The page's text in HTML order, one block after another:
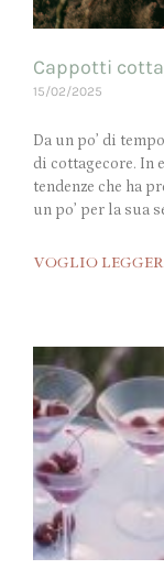
Cappotti
15/02/2025
Da un po’ di
di cottagecore. In
tendenze che ha
un po’ per la sua
VOGLIO